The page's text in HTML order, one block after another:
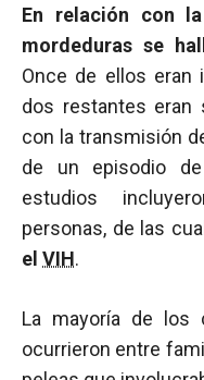
En relación con
mordeduras se
Once de ellos
dos restantes eran
con la transmisión
de un episodio
estudios
personas, de las
el VIH.
La mayoría de los
ocurrieron entre